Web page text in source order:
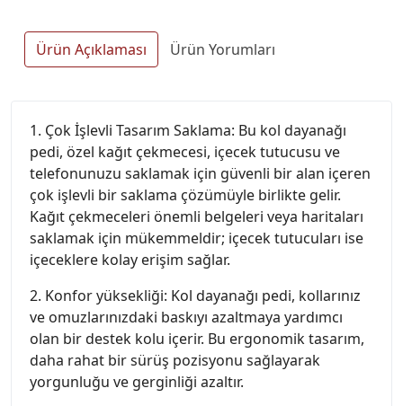
Ürün Açıklaması Ürün Yorumları
1. Çok İşlevli Tasarım Saklama: Bu kol dayanağı
pedi, özel kağıt çekmecesi, içecek tutucusu ve
telefonunuzu saklamak için güvenli bir alan içeren
çok işlevli bir saklama çözümüyle birlikte gelir.
Kağıt çekmeceleri önemli belgeleri veya haritaları
saklamak için mükemmeldir; içecek tutucuları ise
içeceklere kolay erişim sağlar.
2. Konfor yüksekliği: Kol dayanağı pedi, kollarınız
ve omuzlarınızdaki baskıyı azaltmaya yardımcı
olan bir destek kolu içerir. Bu ergonomik tasarım,
daha rahat bir sürüş pozisyonu sağlayarak
yorgunluğu ve gerginliği azaltır.